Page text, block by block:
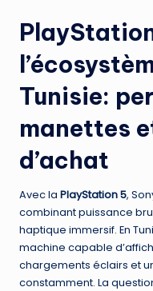
Tunisie:
manettes
d’achat
Avec la PlayStation 5,
combinant puissance
haptique immersif. En
machine capable
chargements éclairs et
constamment. La